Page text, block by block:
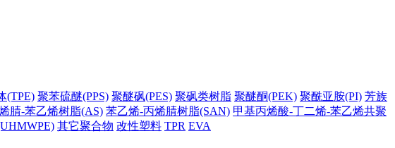
(TPE) 聚苯硫醚(PPS) 聚醚砜(PES) 聚砜类树脂 聚醚酮(PEK) 聚酰亚胺(PI) 芳族
腈-苯乙烯树脂(AS) 苯乙烯-丙烯腈树脂(SAN) 甲基丙烯酸-丁二烯-苯乙烯共聚
其它聚合物 改性塑料 TPR EVA